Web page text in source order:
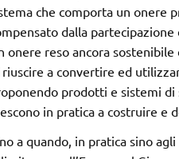
che comporta un onere
dalla
onere reso ancora
a convertire ed
prodotti e sistemi
in pratica a costruire e
a quando, in pratica sino